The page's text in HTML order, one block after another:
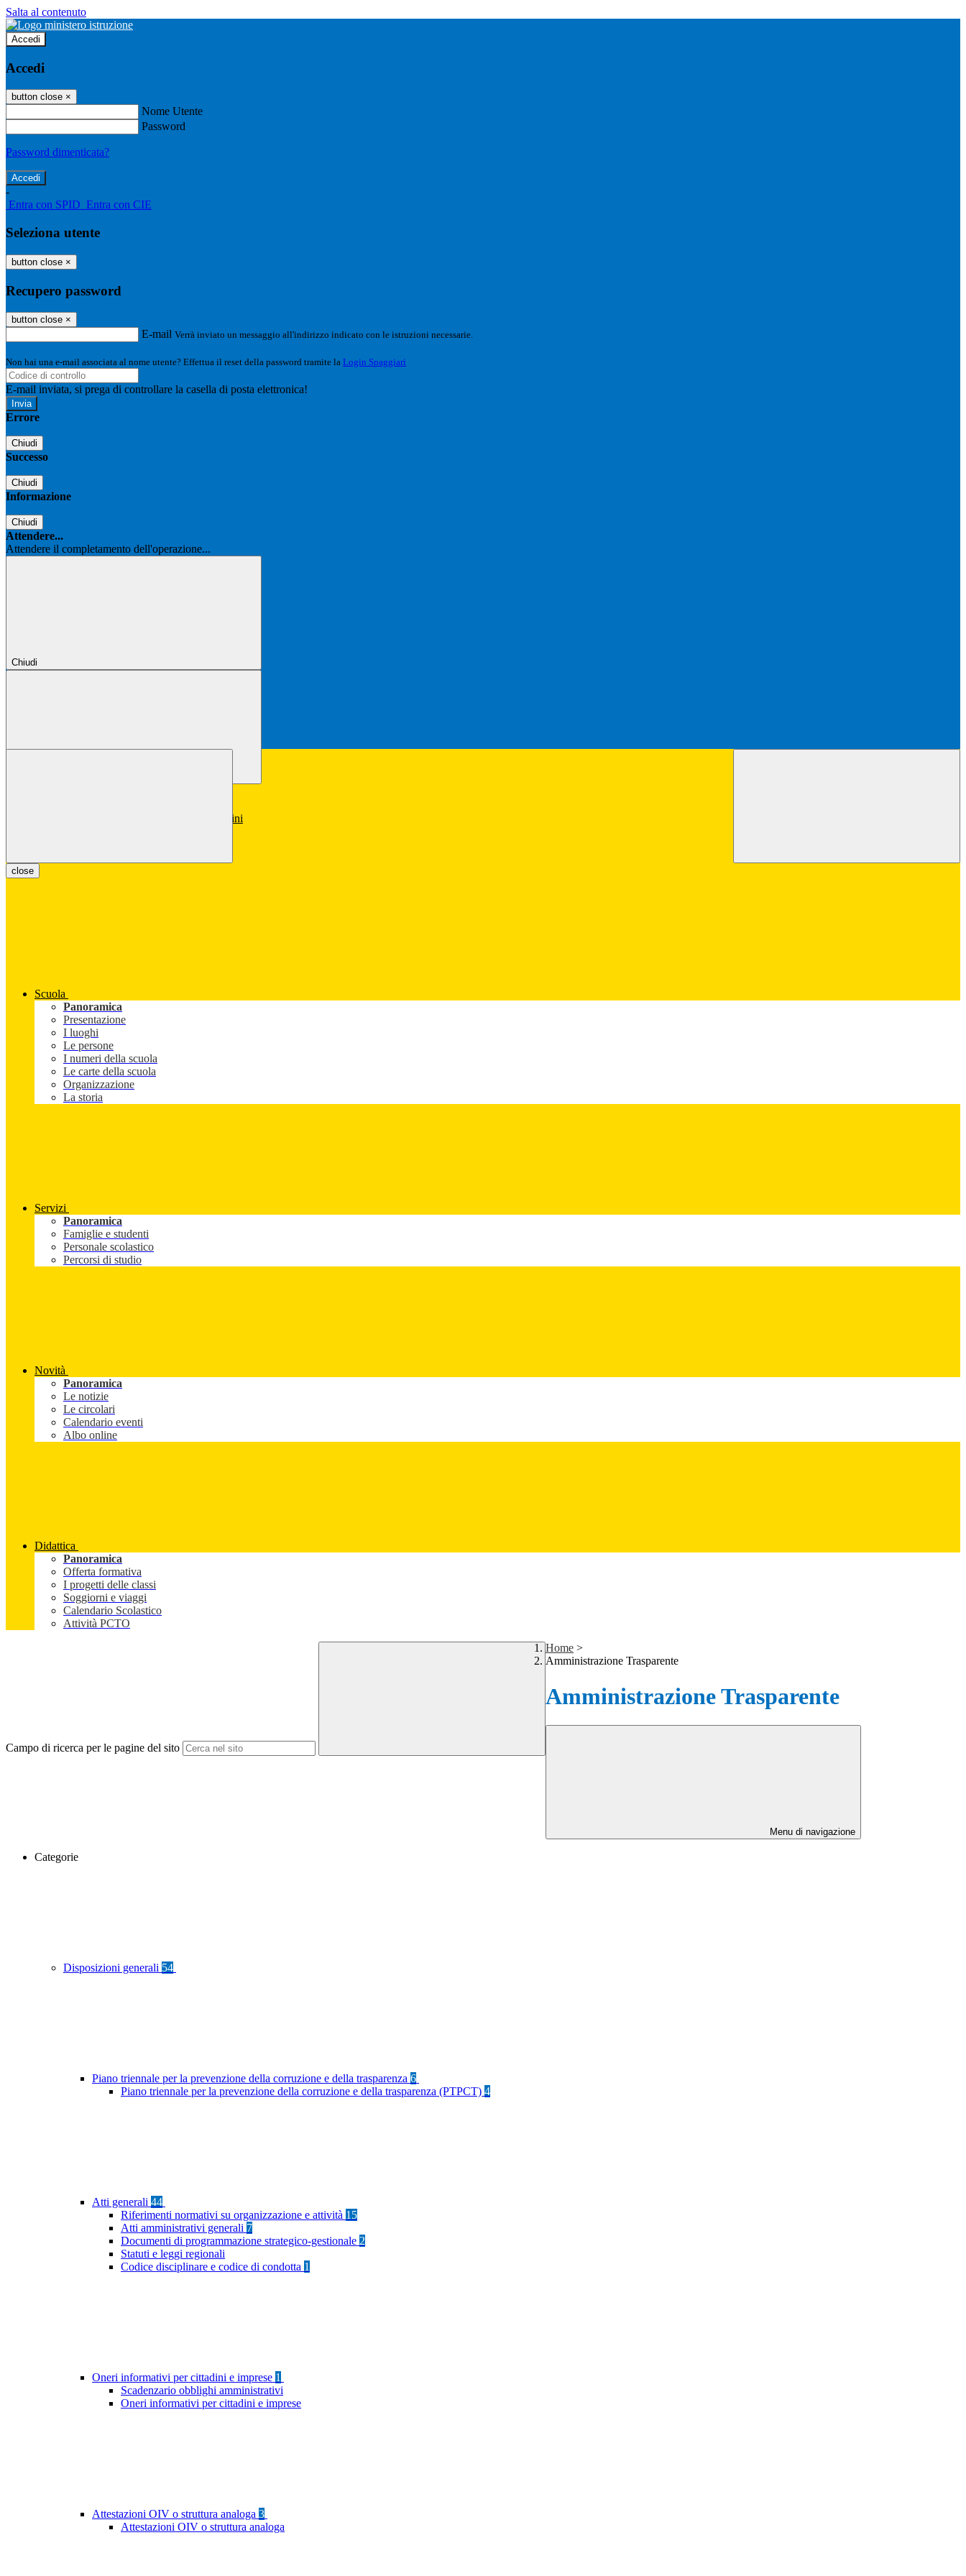
Salta al contenuto
Accedi
Accedi
button close ×
Nome Utente
Password
Password dimenticata?
-
Entra con SPID Entra con CIE
Seleziona utente
button close ×
Recupero password
button close ×
E-mail Verrà inviato un messaggio all'indirizzo indicato con le istruzioni necessarie.
Non hai una e-mail associata al nome utente? Effettua il reset della password tramite la Login Spaggiari
E-mail inviata, si prega di controllare la casella di posta elettronica!
Errore
Chiudi
Successo
Chiudi
Informazione
Chiudi
Attendere...
Attendere il completamento dell'operazione...
Chiudi
close
Scuola
Panoramica
Presentazione
I luoghi
Le persone
I numeri della scuola
Le carte della scuola
Organizzazione
La storia
Servizi
Panoramica
Famiglie e studenti
Personale scolastico
Percorsi di studio
Novità
Panoramica
Le notizie
Le circolari
Calendario eventi
Albo online
Didattica
Panoramica
Offerta formativa
I progetti delle classi
Soggiorni e viaggi
Calendario Scolastico
Attività PCTO
Campo di ricerca per le pagine del sito
Home >
Amministrazione Trasparente
Amministrazione Trasparente
Menu di navigazione
Categorie
Disposizioni generali 54
Piano triennale per la prevenzione della corruzione e della trasparenza 6
Piano triennale per la prevenzione della corruzione e della trasparenza (PTPCT) 4
Atti generali 44
Riferimenti normativi su organizzazione e attività 15
Atti amministrativi generali 7
Documenti di programmazione strategico-gestionale 2
Statuti e leggi regionali
Codice disciplinare e codice di condotta 1
Oneri informativi per cittadini e imprese 1
Scadenzario obblighi amministrativi
Oneri informativi per cittadini e imprese
Attestazioni OIV o struttura analoga 3
Attestazioni OIV o struttura analoga